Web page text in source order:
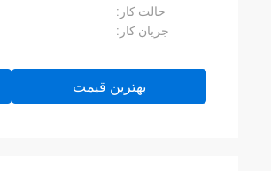
حالت کار:
جریان کار:
بهترین قیمت